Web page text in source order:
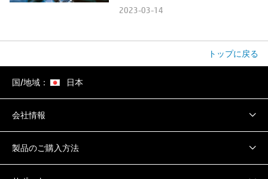
2023-03-14
トップに戻る
国/地域： 日本
会社情報
製品のご購入方法